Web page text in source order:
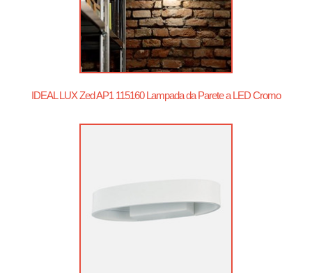
IDEAL LUX Zed AP1 115160 Lampada da Parete a LED Cromo